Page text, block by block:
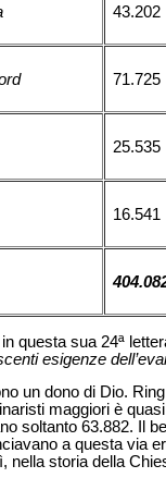
43.202
71.725
25.535
16.541
questa sua 24ª
esigenze
un dono di Dio.
maggiori è
soltanto 63.882. Il
a questa via
nella storia della